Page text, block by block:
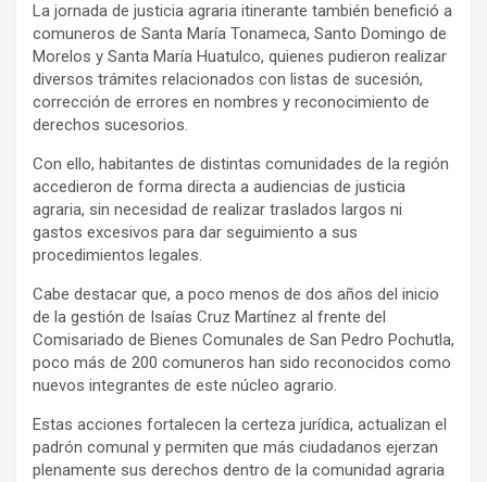
La jornada de justicia agraria itinerante también benefició a
comuneros de Santa María Tonameca, Santo Domingo de
Morelos y Santa María Huatulco, quienes pudieron realizar
diversos trámites relacionados con listas de sucesión,
corrección de errores en nombres y reconocimiento de
derechos sucesorios.
Con ello, habitantes de distintas comunidades de la región
accedieron de forma directa a audiencias de justicia
agraria, sin necesidad de realizar traslados largos ni
gastos excesivos para dar seguimiento a sus
procedimientos legales.
Cabe destacar que, a poco menos de dos años del inicio
de la gestión de Isaías Cruz Martínez al frente del
Comisariado de Bienes Comunales de San Pedro Pochutla,
poco más de 200 comuneros han sido reconocidos como
nuevos integrantes de este núcleo agrario.
Estas acciones fortalecen la certeza jurídica, actualizan el
padrón comunal y permiten que más ciudadanos ejerzan
plenamente sus derechos dentro de la comunidad agraria